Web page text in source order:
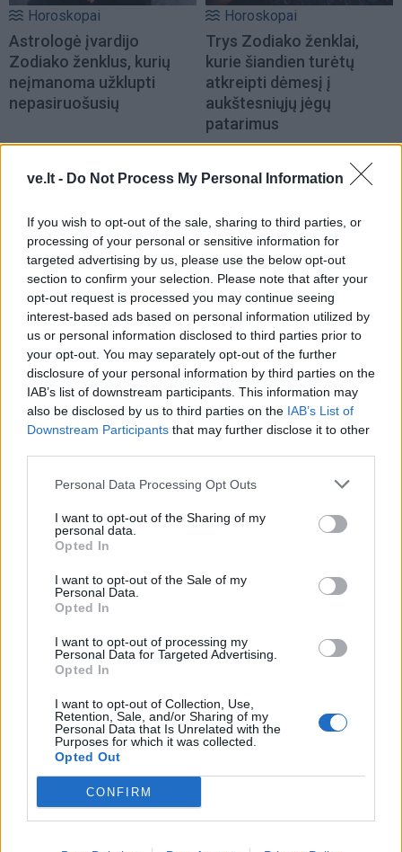
ve.lt - Do Not Process My Personal Information
If you wish to opt-out of the sale, sharing to third parties, or
processing of your personal or sensitive information for
targeted advertising by us, please use the below opt-out
section to confirm your selection. Please note that after your
opt-out request is processed you may continue seeing
interest-based ads based on personal information utilized by
us or personal information disclosed to third parties prior to
your opt-out. You may separately opt-out of the further
disclosure of your personal information by third parties on the
IAB’s list of downstream participants. This information may
also be disclosed by us to third parties on the IAB’s List of
Downstream Participants that may further disclose it to other
Personal Data Processing Opt Outs
I want to opt-out of the Sharing of my
personal data.
Opted In
I want to opt-out of the Sale of my
Personal Data.
Opted In
I want to opt-out of processing my
Personal Data for Targeted Advertising.
Opted In
I want to opt-out of Collection, Use,
Retention, Sale, and/or Sharing of my
Personal Data that Is Unrelated with the
Purposes for which it was collected.
Opted Out
CONFIRM
Horoskopai
Astrologė įvardijo
Zodiako ženklus, kurių
neįmanoma užklupti
nepasiruošusių
Horoskopai
Trys Zodiako ženklai,
kurie šiandien turėtų
atkreipti dėmesį į
aukštesniųjų jėgų
patarimus
Horoskopai
Trys Zodiako ženklai,
kuriems rugpjūčio 7-ąją
seksis labiausiai: visiems
reikia Skorpionų
Horoskopai
Taro kortų horoskopas
rugpjūčio 7 dienai:
Vandeniams –
pasirinkimas, Dvyniams –
pagreitis
NAUJI